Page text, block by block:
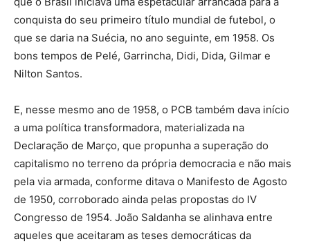
conquista do seu primeiro título mundial de futebol, o
que se daria na Suécia, no ano seguinte, em 1958. Os
bons tempos de Pelé, Garrincha, Didi, Dida, Gilmar e
Nilton Santos.
E, nesse mesmo ano de 1958, o PCB também dava início
a uma política transformadora, materializada na
Declaração de Março, que propunha a superação do
capitalismo no terreno da própria democracia e não mais
pela via armada, conforme ditava o Manifesto de Agosto
de 1950, corroborado ainda pelas propostas do IV
Congresso de 1954. João Saldanha se alinhava entre
aqueles que aceitaram as teses democráticas da